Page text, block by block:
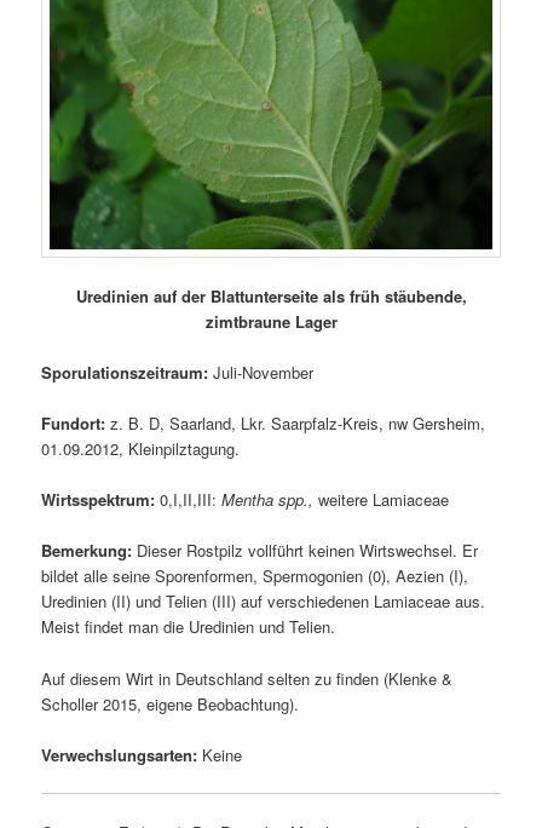
Uredinien auf der Blattunterseite als früh stäubende,
zimtbraune Lager
Sporulationszeitraum: Juli-November
Fundort:z. B. D, Saarland, Lkr. Saarpfalz-Kreis, nw Gersheim,
01.09.2012, Kleinpilztagung.
Wirtsspektrum:0,I,II,III: Mentha spp.,weitere Lamiaceae
Bemerkung: Dieser Rostpilz vollführt keinen Wirtswechsel. Er
bildet alle seine Sporenformen, Spermogonien (0), Aezien (I),
Uredinien (II) und Telien (III) auf verschiedenen Lamiaceae aus.
Meist findet man die Uredinien und Telien.
Auf diesem Wirt in Deutschland selten zu finden (Klenke &
Scholler 2015, eigene Beobachtung).
Verwechslungsarten: Keine